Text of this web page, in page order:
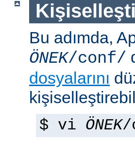
Bu adımda,
ÖNEK/conf/
dosyalarını
$ vi ÖNEK/